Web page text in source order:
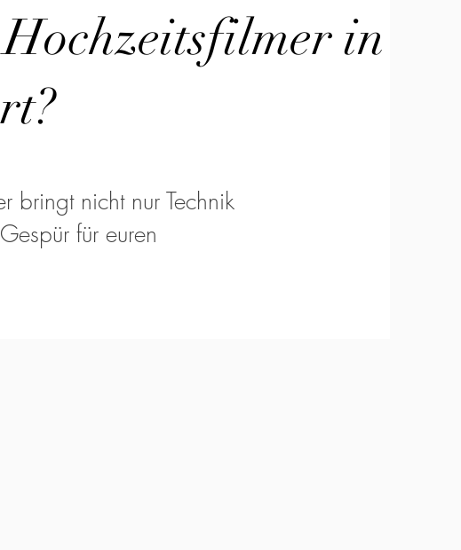
Hochzeitsfilmer in
bringt nicht nur Technik
für euren